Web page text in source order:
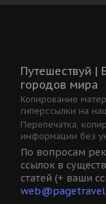
Путешествуй |
городов мира
Копирование
гиперссылки на
Перепечатка,
информации без
По вопросам
ссылок в
статей (+ ваши